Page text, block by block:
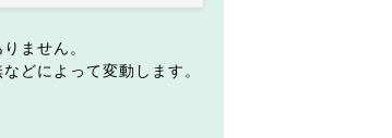
ません。
どによって変動します。